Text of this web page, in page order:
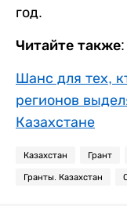
год.
Читайте также:
Шанс для тех,
регионов
Казахстане
Казахстан Грант
Гранты. Казахстан